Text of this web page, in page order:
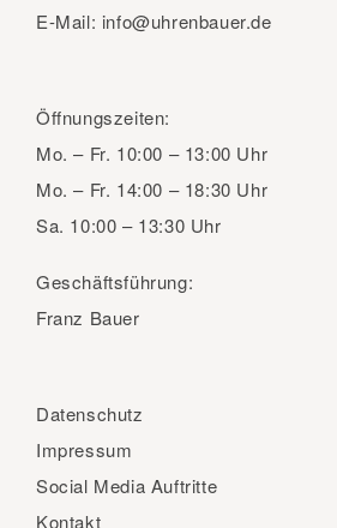
E-Mail: info@uhrenbauer.de
Öffnungszeiten:
Mo. – Fr. 10:00 – 13:00 Uhr
Mo. – Fr. 14:00 – 18:30 Uhr
Sa. 10:00 – 13:30 Uhr
Geschäftsführung:
Franz Bauer
Datenschutz
Impressum
Social Media Auftritte
Kontakt